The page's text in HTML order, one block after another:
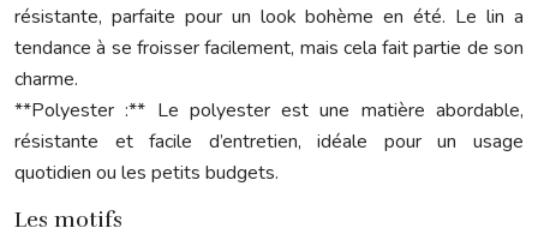
résistante, parfaite pour un look bohème en été. Le lin a
tendance à se froisser facilement, mais cela fait partie de son
charme.
**Polyester :** Le polyester est une matière abordable,
résistante et facile d’entretien, idéale pour un usage
quotidien ou les petits budgets.
Les motifs